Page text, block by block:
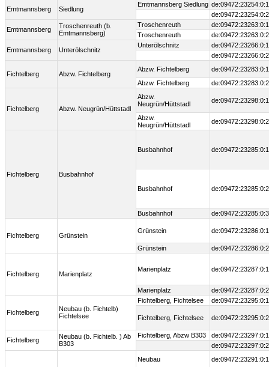
Emtmannsberg Siedlung
Emtmannsberg Siedlung de:09472:23254:0:1
de:09472:23254:0:2
Emtmannsberg
Troschenreuth (b.
Emtmannsberg)
Troschenreuth
de:09472:23263:0:1
Troschenreuth
de:09472:23263:0:2
Emtmannsberg Unterölschnitz
Unterölschnitz
de:09472:23266:0:1
de:09472:23266:0:2
Fichtelberg Abzw. Fichtelberg
Abzw. Fichtelberg
de:09472:23283:0:1
Abzw. Fichtelberg
de:09472:23283:0:2
Fichtelberg Abzw. Neugrün/Hüttstadl
Abzw.
Neugrün/Hüttstadl
de:09472:23298:0:1
Abzw.
Neugrün/Hüttstadl
de:09472:23298:0:2
Fichtelberg Busbahnhof
Busbahnhof de:09472:23285:0:1
Busbahnhof de:09472:23285:0:2
Busbahnhof de:09472:23285:0:3
Fichtelberg Grünstein
Grünstein de:09472:23286:0:1
Grünstein de:09472:23286:0:2
Fichtelberg Marienplatz
Marienplatz de:09472:23287:0:1
Marienplatz de:09472:23287:0:2
Fichtelberg
Neubau (b. Fichtelb)
Fichtelsee
Fichtelberg, Fichtelsee de:09472:23295:0:1
Fichtelberg, Fichtelsee de:09472:23295:0:2
Fichtelberg
Neubau (b. Fichtelb. ) Ab
B303
Fichtelberg, Abzw B303
de:09472:23297:0:1
de:09472:23297:0:2
Neubau de:09472:23291:0:1